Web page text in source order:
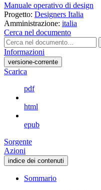
Manuale operativo di design
Progetto: Designers Italia
Amministrazione: italia
Cerca nel documento
Informazioni
versione-corrente
Scarica
pdf
html
epub
Sorgente
Azioni
indice dei contenuti
Sommario